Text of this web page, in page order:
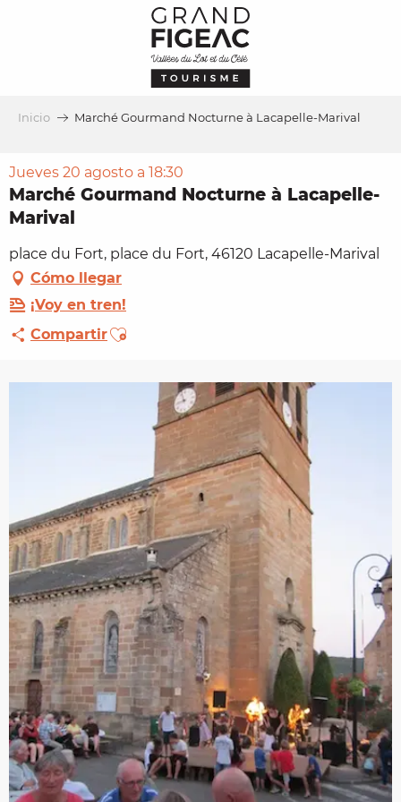
Inicio Marché Gourmand Nocturne à Lacapelle-Marival
Jueves 20 agosto a 18:30
Marché Gourmand Nocturne à Lacapelle-
Marival
place du Fort, place du Fort, 46120 Lacapelle-Marival
Cómo llegar
¡Voy en tren!
CompartirAjouter aux favoris